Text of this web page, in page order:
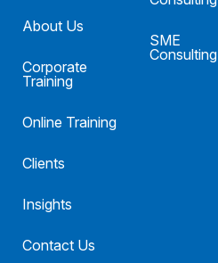
About Us
Corporate
Training
Online Training
Clients
Insights
Contact Us
SME
Consulting